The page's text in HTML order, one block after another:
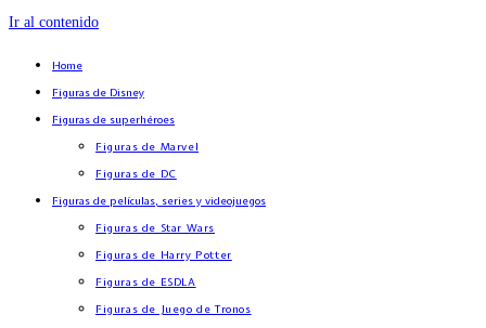
Ir al contenido
Home
Figuras de Disney
Figuras de superhéroes
Figuras de Marvel
Figuras de DC
Figuras de películas, series y videojuegos
Figuras de Star Wars
Figuras de Harry Potter
Figuras de ESDLA
Figuras de Juego de Tronos